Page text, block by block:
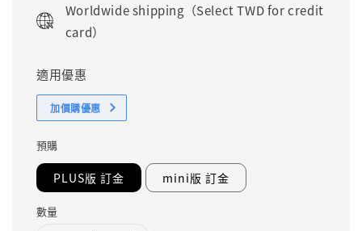
Worldwide shipping（Select TWD for credit
card）
適用優惠
加價購優惠
預購
PLUS版 訂金 mini版 訂金
數量